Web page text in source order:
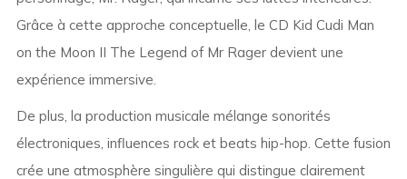
Grâce à cette approche conceptuelle, le CD Kid Cudi Man
on the Moon II The Legend of Mr Rager devient une
expérience immersive.
De plus, la production musicale mélange sonorités
électroniques, influences rock et beats hip-hop. Cette fusion
crée une atmosphère singulière qui distingue clairement